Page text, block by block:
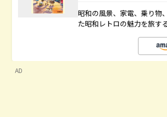
昭和の風景、家電、乗り物
た昭和レトロの魅力を旅す
AD